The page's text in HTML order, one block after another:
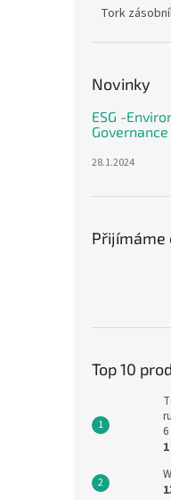
Tork
Novinky
ESG -
Governance
28.1.2024
Přijímáme
Top 10